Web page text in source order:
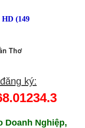
(149
Thơ
ký:
Doanh Nghiệp,